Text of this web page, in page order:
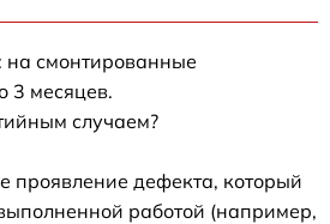
на смонтированные
3 месяцев.
случаем?
проявление дефекта, который
работой (например,